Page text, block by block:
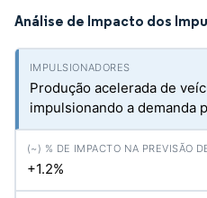
Análise de Impacto dos
Produção acelerada de
impulsionando a demanda
+1.2%